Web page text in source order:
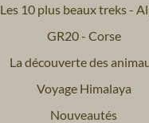
Les 10 plus beaux treks -
GR20 - Corse
La découverte des
Voyage Himalaya
Nouveautés